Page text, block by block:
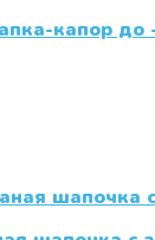
капор до